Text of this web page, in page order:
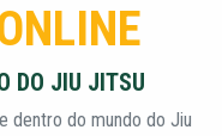
DO JIU JITSU
dentro do mundo do Jiu